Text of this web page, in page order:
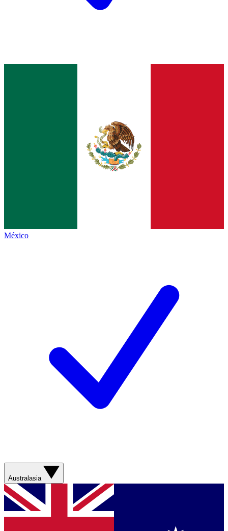
México
Australasia